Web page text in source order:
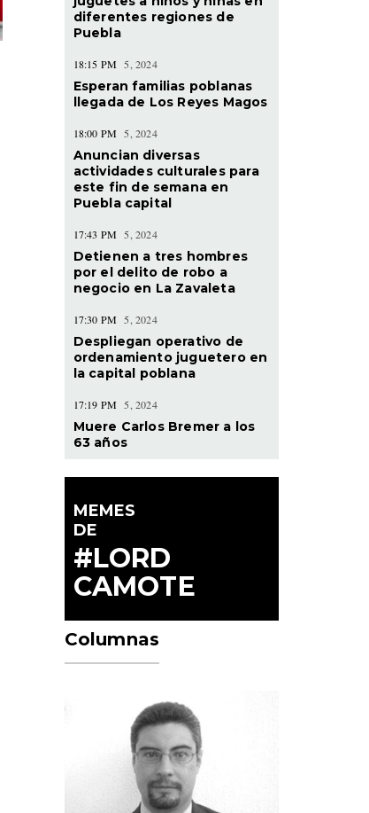
diferentes regiones de
Puebla
18:15 PM 5, 2024
Esperan familias poblanas
llegada de Los Reyes Magos
18:00 PM 5, 2024
Anuncian diversas
actividades culturales para
este fin de semana en
Puebla capital
17:43 PM 5, 2024
Detienen a tres hombres
por el delito de robo a
negocio en La Zavaleta
17:30 PM 5, 2024
Despliegan operativo de
ordenamiento juguetero en
la capital poblana
17:19 PM 5, 2024
Muere Carlos Bremer a los
63 años
MEMES
DE
#LORD
CAMOTE
Columnas